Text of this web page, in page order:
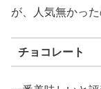
が、人気無かった
チョコレート